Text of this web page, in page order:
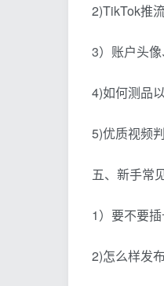
2)TikTok推
3）账户头
4)如何测品
5)优质视频
五、新手常
1）要不要
2)怎么样发